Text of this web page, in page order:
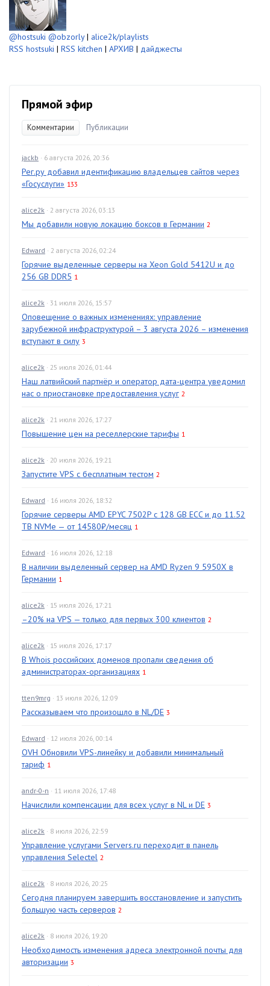
@hostsuki @obzorly| alice2k/playlists
RSS hostsuki | RSS kitchen | АРХИВ | дайджесты
Прямой эфир
Комментарии Публикации
jackb · 6 августа 2026, 20:36
Рег.ру добавил идентификацию владельцев сайтов через
«Госуслуги» 133
alice2k · 2 августа 2026, 03:13
Мы добавили новую локацию боксов в Германии 2
Edward · 2 августа 2026, 02:24
Горячие выделенные серверы на Xeon Gold 5412U и до
256 GB DDR5 1
alice2k · 31 июля 2026, 15:57
Оповещение о важных изменениях: управление
зарубежной инфраструктурой – 3 августа 2026 – изменения
вступают в силу 3
alice2k · 25 июля 2026, 01:44
Наш латвийский партнёр и оператор дата-центра уведомил
нас о приостановке предоставления услуг 2
alice2k · 21 июля 2026, 17:27
Повышение цен на реселлерские тарифы 1
alice2k · 20 июля 2026, 19:21
Запустите VPS с бесплатным тестом 2
Edward · 16 июля 2026, 18:32
Горячие серверы AMD EPYC 7502P с 128 GB ECC и до 11.52
TB NVMe — от 14580₽/месяц 1
Edward · 16 июля 2026, 12:18
В наличии выделенный сервер на AMD Ryzen 9 5950X в
Германии 1
alice2k · 15 июля 2026, 17:21
–20% на VPS — только для первых 300 клиентов 2
alice2k · 15 июля 2026, 17:17
В Whois российских доменов пропали сведения об
администраторах-организациях 1
tten9mrg · 13 июля 2026, 12:09
Рассказываем что произошло в NL/DE 3
Edward · 12 июля 2026, 00:14
OVH Обновили VPS-линейку и добавили минимальный
тариф 1
andr-0-n · 11 июля 2026, 17:48
Начислили компенсации для всех услуг в NL и DE 3
alice2k · 8 июля 2026, 22:59
Управление услугами Servers.ru переходит в панель
управления Selectel 2
alice2k · 8 июля 2026, 20:25
Сегодня планируем завершить восстановление и запустить
большую часть серверов 2
alice2k · 8 июля 2026, 19:20
Необходимость изменения адреса электронной почты для
авторизации 3